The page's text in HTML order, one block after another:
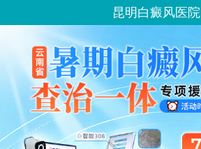
昆明白癜风医院